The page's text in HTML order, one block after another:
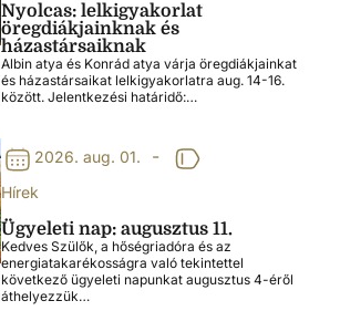
Nyolcas: lelkigyakorlat
öregdiákjainknak és
házastársaiknak
Albin atya és Konrád atya várja öregdiákjainkat
és házastársaikat lelkigyakorlatra aug. 14-16.
között. Jelentkezési határidő:…
2026. aug. 01. -
Hírek
Ügyeleti nap: augusztus 11.
Kedves Szülők, a hőségriadóra és az
energiatakarékosságra való tekintettel
következő ügyeleti napunkat augusztus 4-éről
áthelyezzük…